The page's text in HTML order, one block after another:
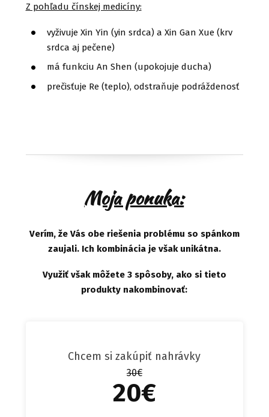
Z pohľadu čínskej medicíny:
vyživuje Xin Yin (yin srdca) a Xin Gan Xue (krv
srdca aj pečene)
má funkciu An Shen (upokojuje ducha)
prečisťuje Re (teplo), odstraňuje podráždenosť
Moja ponuka:
Verím, že Vás obe riešenia problému so spánkom
zaujali. Ich kombinácia je však unikátna.
Využiť však môžete 3 spôsoby, ako si tieto
produkty nakombinovať:
Chcem si zakúpiť nahrávky
30€
20€